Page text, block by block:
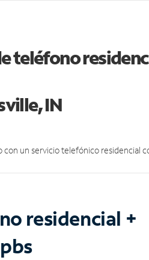
teléfono
IN
un servicio telefónico residencial
residencial +